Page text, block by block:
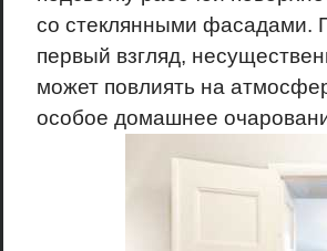
со стеклянными фасадами.
первый взгляд,
может повлиять на
особое домашнее